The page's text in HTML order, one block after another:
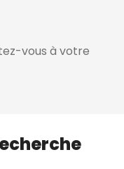
vous à votre